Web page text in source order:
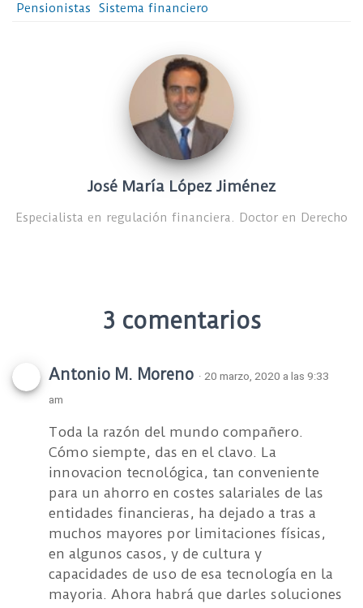
Pensionistas
Sistema financiero
José María López Jiménez
Especialista en regulación financiera. Doctor en Derecho
3 comentarios
Antonio M. Moreno · 20 marzo, 2020 a las 9:33
am
Toda la razón del mundo compañero.
Cómo siempte, das en el clavo. La
innovacion tecnológica, tan conveniente
para un ahorro en costes salariales de las
entidades financieras, ha dejado a tras a
muchos mayores por limitaciones físicas,
en algunos casos, y de cultura y
capacidades de uso de esa tecnología en la
mayoria. Ahora habrá que darles soluciones